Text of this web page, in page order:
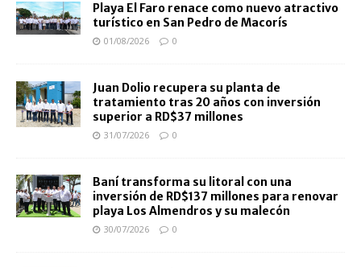
Playa El Faro renace como nuevo atractivo
turístico en San Pedro de Macorís
01/08/2026 0
Juan Dolio recupera su planta de
tratamiento tras 20 años con inversión
superior a RD$37 millones
31/07/2026 0
Baní transforma su litoral con una
inversión de RD$137 millones para renovar
playa Los Almendros y su malecón
30/07/2026 0